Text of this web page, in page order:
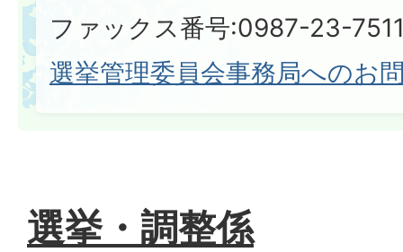
ファックス番号:0987-23-
選挙管理委員会事務局へのお
選挙・調整係